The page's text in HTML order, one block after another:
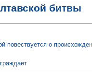
битвы
повествуется о